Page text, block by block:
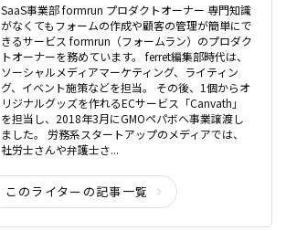
SaaS事業部 formrun プロダクトオーナー 専門知識
がなくてもフォームの作成や顧客の管理が簡単にで
きるサービス formrun（フォームラン）のプロダク
トオーナーを務めています。 ferret編集部時代は、
ソーシャルメディアマーケティング、ライティン
グ、イベント施策などを担当。 その後、1個からオ
リジナルグッズを作れるECサービス「Canvath」
を担当し、2018年3月にGMOペパボヘ事業譲渡し
ました。 労務系スタートアップのメディアでは、
社労士さんや弁護士さ...
このライターの記事一覧